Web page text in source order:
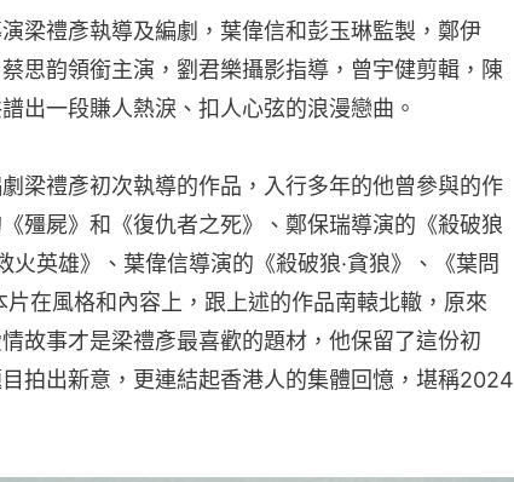
演梁禮彥執導及編劇，葉偉信和彭玉琳監製，鄭伊
思韵領銜主演，劉君樂攝影指導，曾宇健剪輯，陳
出一段賺人熱淚、扣人心弦的浪漫戀曲。
劇梁禮彥初次執導的作品，入行多年的他曾參與的作
殭屍》和《復仇者之死》、鄭保瑞導演的《殺破狼
火英雄》、葉偉信導演的《殺破狼·貪狼》、《葉問
在風格和內容上，跟上述的作品南轅北轍，原來
情故事才是梁禮彥最喜歡的題材，他保留了這份初
拍出新意，更連結起香港人的集體回憶，堪稱2024